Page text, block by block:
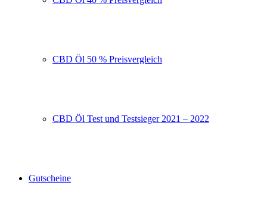
CBD Öl 50 % Preisvergleich
CBD Öl Test und Testsieger 2021 – 2022
Gutscheine